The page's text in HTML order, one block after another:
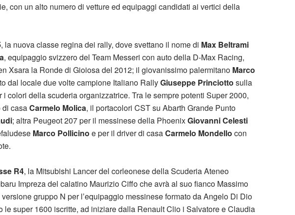
con un alto numero di vetture ed equipaggi candidati ai vertici della
, la nuova classe regina dei rally, dove svettano il nome di Max Beltrami
, equipaggio svizzero del Team Messeri con auto della D-Max Racing,
Xsara la Ronde di Gioiosa del 2012; il giovanissimo palermitano Marco
dal locale due volte campione Italiano RallyGiuseppe Princiotto sulla
i colori della scuderia organizzatrice. Tra le sempre potenti Super 2000,
di casaCarmelo Molica, il portacolori CST su Abarth Grande Punto
; altra Peugeot 207 per il messinese della PhoenixGiovanni Celesti
Marco Pollicino e per il driver di casaCarmelo Mondello con
R4, la Mitsubishi Lancer del corleonese della Scuderia Ateneo
Impreza del calatino Maurizio Ciffo che avrà al suo fianco Massimo
versione gruppo N per l’equipaggio messinese formato da Angelo Di Dio
le super 1600 iscritte, ad iniziare dalla Renault Clio i Salvatore e Claudia